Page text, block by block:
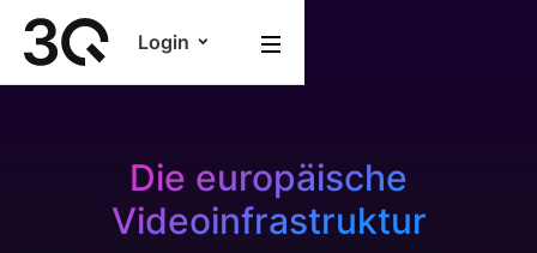
Login
Die europäische
Videoinfrastruktur